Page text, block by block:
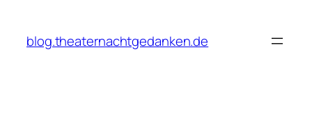
springen
blog.theaternachtgedanken.de